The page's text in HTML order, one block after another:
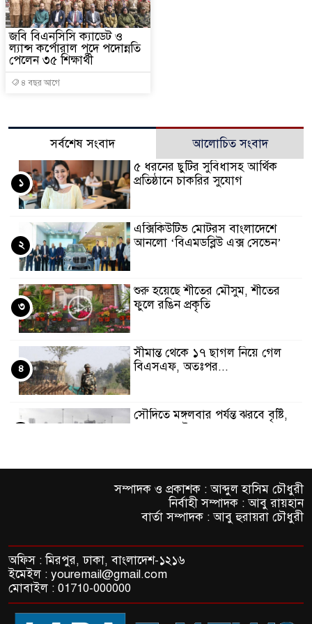
জবি বিএনসিসি ক্যাডেট ও
ল্যান্স কর্পোরাল পদে পদোন্নতি
পেলেন ৩৫ শিক্ষার্থী
৪ বছর আগে
সর্বশেষ সংবাদ
আলোচিত সংবাদ
৫ ধরনের ছুটির সুবিধাসহ আর্থিক
প্রতিষ্ঠানে চাকরির সুযোগ
১
এক্সিকিউটিভ মোটরস বাংলাদেশে
আনলো ‘বিএমডব্লিউ এক্স সেভেন’
২
শুরু হয়েছে শীতের মৌসুম, শীতের
ফুলে রঙিন প্রকৃতি
৩
সীমান্ত থেকে ১৭ ছাগল নিয়ে গেল
বিএসএফ, অতঃপর...
৪
সৌদিতে মঙ্গলবার পর্যন্ত ঝরবে বৃষ্টি,
গৃহঋণ সেবা
সিরামিকস
৭
দেশব্যাপী পালিত হলো টোটাল
৮
সম্পাদক ও প্রকাশক : আব্দুল হাসিম চৌধুরী
নির্বাহী সম্পাদক : আবু রায়হান
বার্তা সম্পাদক : আবু হুরায়রা চৌধুরী
অফিস : মিরপুর, ঢাকা, বাংলাদেশ-১২১৬
ইমেইল : youremail@gmail.com
মোবাইল : 01710-000000